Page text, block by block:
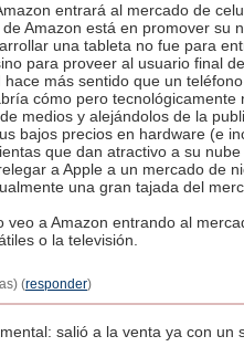
entrará al mercado de
Amazon está en promover
una tableta no fue para
para proveer al usuario final
más sentido que un
cómo pero
medios y alejándolos de la
bajos precios en hardware (e
que dan atractivo a su
a Apple a un mercado de
una gran tajada del
a Amazon entrando al
o la televisión.
(responder)
salió a la venta ya con un